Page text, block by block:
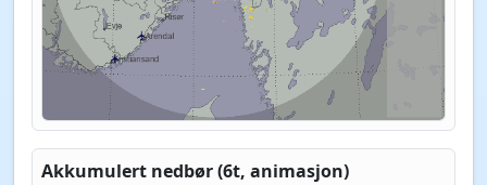
Akkumulert nedbør (6t, animasjon)